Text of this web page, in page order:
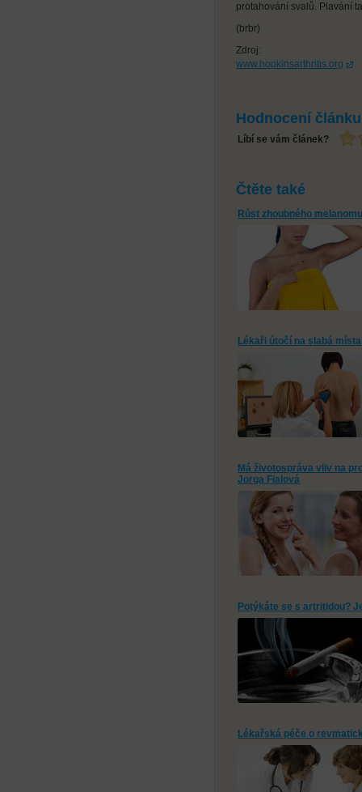
protahování svalů. Plavání
(brbr)
Zdroj:
www.hopkinsarthritis.org
Hodnocení článku
Líbí se vám článek?
Čtěte také
Růst zhoubného
Lékaři útočí na slabá
Má životospráva vliv na
Jorga Fialová
Potýkáte se s artritidou?
Lékařská péče o